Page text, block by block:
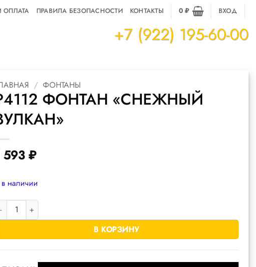
ОПЛАТА ПРАВИЛА БЕЗОПАСНОСТИ КОНТАКТЫ 0₽ ВХОД
+7 (922) 195-60-00
/ ФОНТАНЫ
ФОНТАН «СНЕЖНЫЙ
593 ₽
наличии
товара Р4112 фонтан "Снежный вулкан"
В КОРЗИНУ